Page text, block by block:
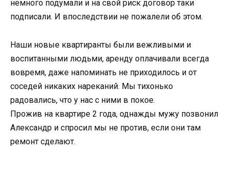
немного подумали и на свой риск договор таки
подписали. И впоследствии не пожалели об этом.
Наши новые квартиранты были вежливыми и
воспитанными людьми, аренду оплачивали всегда
вовремя, даже напоминать не приходилось и от
соседей никаких нареканий. Мы тихонько
радовались, что у нас с ними в покое.
Прожив на квартире 2 года, однажды мужу позвонил
Александр и спросил мы не против, если они там
ремонт сделают.